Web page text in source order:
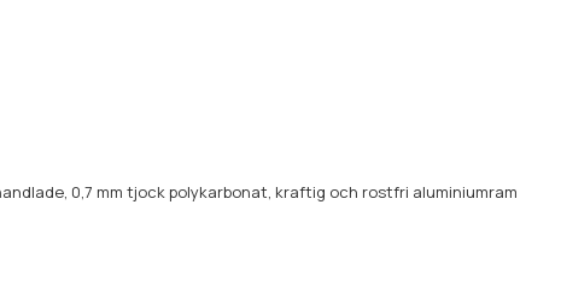
0,7 mm tjock polykarbonat, kraftig och rostfri aluminiumram